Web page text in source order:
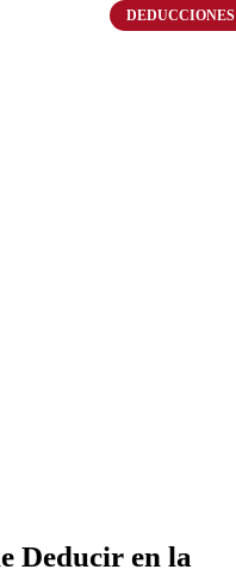
DEDUCCIONES
Deducir en la